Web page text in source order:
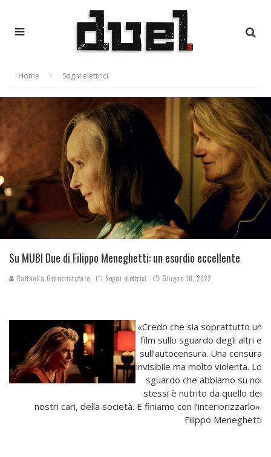
Home Sogni elettrici
Su MUBI Due di Filippo Meneghetti: un esordio eccellente
Raffaella Giancristofaro Sogni elettrici Giugno 18, 2022
«Credo che sia soprattutto un
film sullo sguardo degli altri e
sull’autocensura. Una censura
invisibile ma molto violenta. Lo
sguardo che abbiamo su noi
stessi è nutrito da quello dei
nostri cari, della società. E finiamo con l’interiorizzarlo».
Filippo Meneghetti